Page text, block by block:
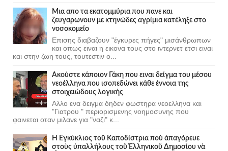
Μια απο τα εκατομμύρια που πανε και
ζευγαρωνουν με κτηνώδες αγρίμια κατέληξε στο
νοσοκομείο
Επισης διαβαζουν "έγκυρες πήγες" μισάνθρωπων
και οπως ειναι η εικονα τους στο ιντερνετ ετσι ειναι
και στην ζωη τους, τουτεστιν ο...
Ακούστε κάποιον Γάκη που ειναι δείγμα του μέσου
νεοέλληνα που ισοπεδώνει κάθε έννοια της
στοιχειώδους λογικής
Αλλο ενα δειγμα δηδεν φωστηρα νεοελληνα και
"Γιατρου " περιορισμενης νοημοσυνης που
φαινεται οταν μιλανε για "ναζι" κ...
Ἡ Ἐγκύκλιος τοῦ Καποδίστρια ποὺ ἀπαγόρευε
στοὺς ὑπαλλήλους τοῦ Ἑλληνικοῦ Δημοσίου νὰ